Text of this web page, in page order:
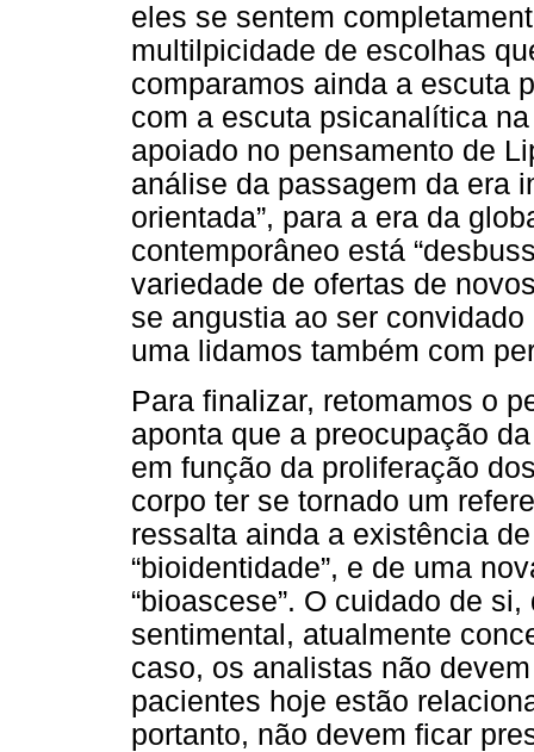
eles se sentem
multilpicidade de escolhas
comparamos ainda a escuta
com a escuta psicanalítica
apoiado no pensamento de
análise da passagem da era
orientada”, para a era da
contemporâneo está
variedade de ofertas de
se angustia ao ser
uma lidamos também com
Para finalizar, retomamos o
aponta que a preocupação
em função da proliferação
corpo ter se tornado um
ressalta ainda a existência
“bioidentidade”, e de uma
“bioascese”. O cuidado de
sentimental, atualmente
caso, os analistas não
pacientes hoje estão
portanto, não devem ficar